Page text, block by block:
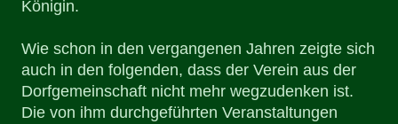
Königin.
Wie schon in den vergangenen Jahren zeigte sich
auch in den folgenden, dass der Verein aus der
Dorfgemeinschaft nicht mehr wegzudenken ist.
Die von ihm durchgeführten Veranstaltungen